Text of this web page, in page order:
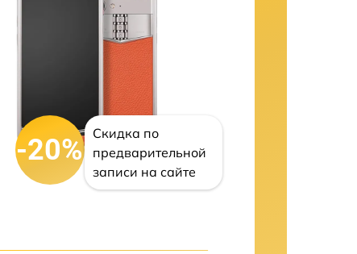
-20%
Скидка по
предварительной
записи на сайте